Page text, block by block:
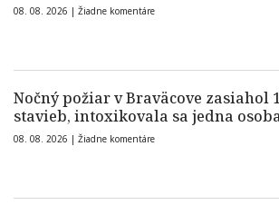
08. 08. 2026 | Žiadne komentáre
Nočný požiar v Braväcove zasiahol
stavieb, intoxikovala sa jedna
08. 08. 2026 | Žiadne komentáre